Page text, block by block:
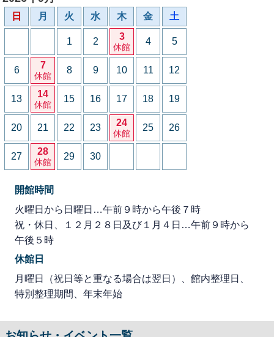
日 月 火 水 木 金 土
1 2 3
休館
4 5
6 7
休館
8 9 10 11 12
13 14
休館
15 16 17 18 19
20 21 22 23 24
休館
25 26
27 28
休館
29 30
開館時間
火曜日から日曜日…午前９時から午後７時
祝・休日、１２月２８日及び１月４日…午前９時から
午後５時
休館日
月曜日（祝日等と重なる場合は翌日）、館内整理日、
特別整理期間、年末年始